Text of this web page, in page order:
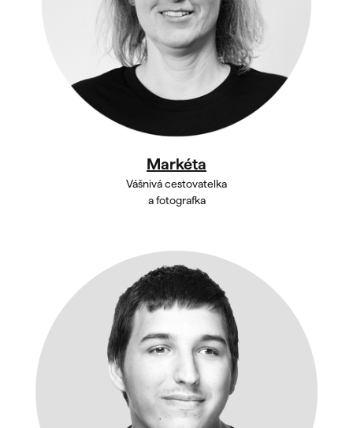
Markéta
Vášnivá cestovatelka
a fotografka